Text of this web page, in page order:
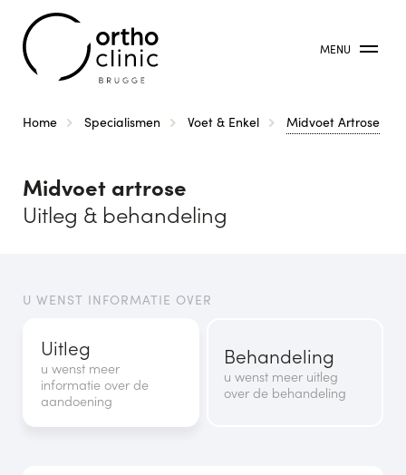
MENU
Kruimelpad
Home Specialismen Voet & Enkel Midvoet Artrose
Midvoet artrose
Uitleg & behandeling
U WENST INFORMATIE OVER
Uitleg
u wenst meer
informatie over de
aandoening
Behandeling
u wenst meer uitleg
over de behandeling